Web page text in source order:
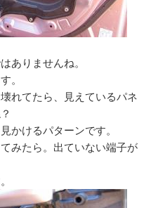
ありませんね。
。
れてたら、見えているパネ
かけるパターンです。
みたら。出ていない端子が